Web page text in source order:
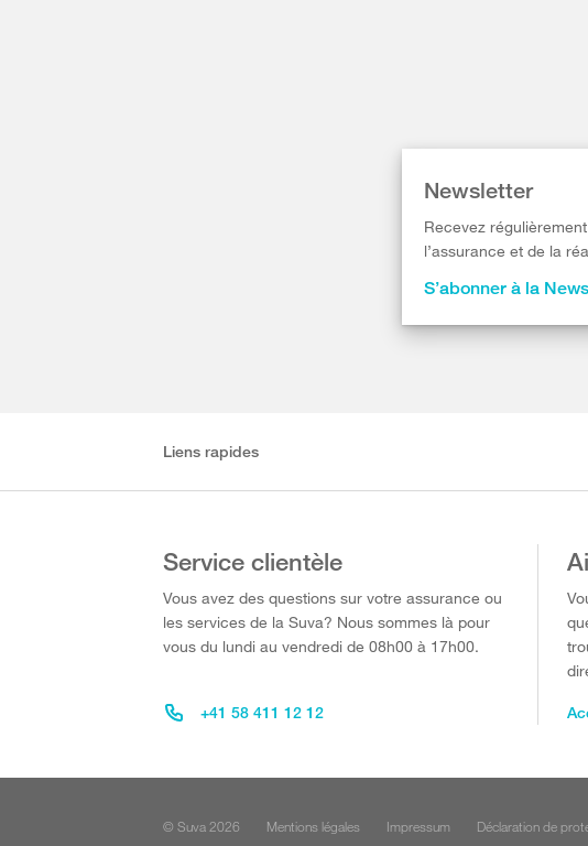
Newsletter
Recevez
l’assurance et de la
S’abonner à la
Liens rapides
Service clientèle
Vous avez des questions sur votre assurance ou
les services de la Suva? Nous sommes là pour
vous du lundi au vendredi de 08h00 à 17h00.
+41 58 411 12 12
© Suva 2026 Mentions légales Impressum Déclaration de